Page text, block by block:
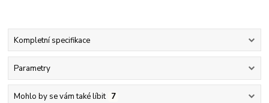
Kompletní specifikace
Parametry
Mohlo by se vám také líbit 7